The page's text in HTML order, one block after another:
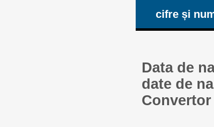
cifre și
Data de
date de
Convertor